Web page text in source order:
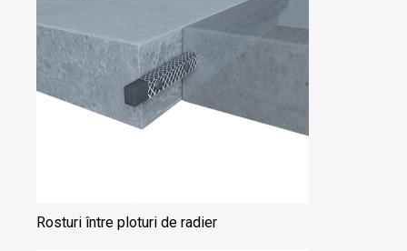
Rosturi între ploturi de radier